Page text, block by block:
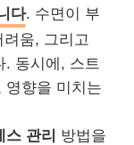
다. 수면이 부
움, 그리고
. 동시에, 스트
영향을 미치는
관리 방법을